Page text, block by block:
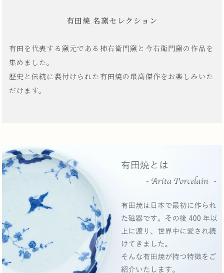
有田焼 名窯セレクション
有田を代表する窯元である柿右衛門窯と今右衛門窯の作品を
集めました。
歴史と伝統に裏付けられた有田焼の最高傑作をお楽しみいた
だけます。